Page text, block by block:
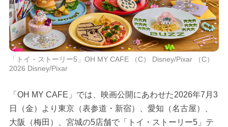
「トイ・ストーリー5」OH MY CAFE （C） Disney/Pixar （C）
2026 Disney/Pixar
「OH MY CAFE」では、映画公開にあわせた2026年7月3
日（金）より東京（表参道・新宿）、愛知（名古屋）、
大阪（梅田）、宮城の5店舗で「トイ・ストーリー5」テ